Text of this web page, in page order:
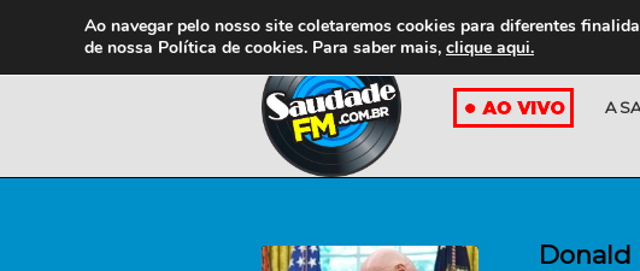
A
Donald
Ao navegar pelo nosso site coletaremos cookies para diferentes
de nossa Política de cookies. Para saber mais, clique aqui.